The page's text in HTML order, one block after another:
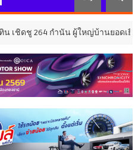
กำนัน ผู้ใหญ่บ้านยอดเยี่ยม มอบแหนบ